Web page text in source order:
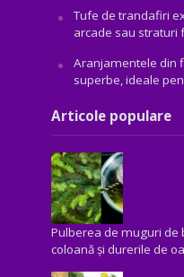
Tufe de trandafiri
arcade sau straturi
Aranjamentele din
superbe, ideale
Articole populare
Pulberea de muguri de
coloană și durerile de